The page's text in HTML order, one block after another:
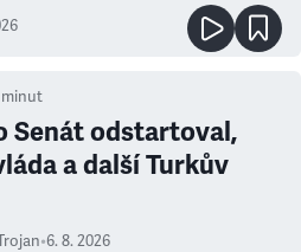
minut
Senát odstartoval,
a další Turkův
•6. 8. 2026